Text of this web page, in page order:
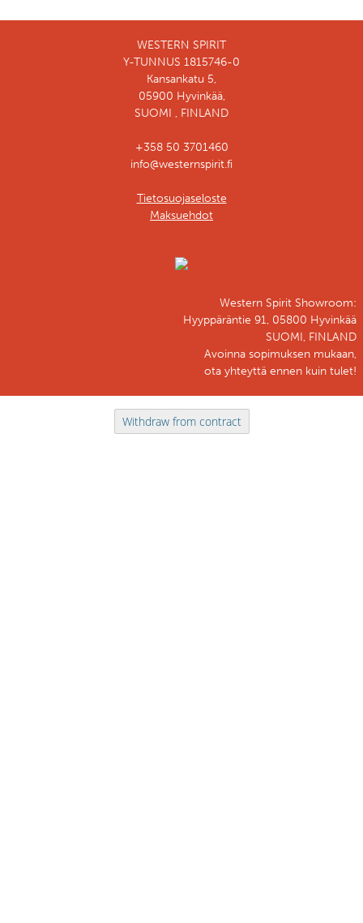
WESTERN SPIRIT
Y-TUNNUS 1815746-0
Kansankatu 5,
05900 Hyvinkää,
SUOMI , FINLAND
+358 50 3701460
info@westernspirit.fi
Tietosuojaseloste
Maksuehdot
Western Spirit Showroom:
Hyyppäräntie 91, 05800 Hyvinkää
SUOMI, FINLAND
Avoinna sopimuksen mukaan,
ota yhteyttä ennen kuin tulet!
Withdraw from contract